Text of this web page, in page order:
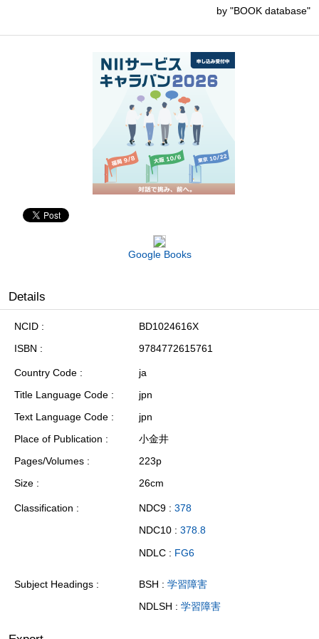
by "BOOK database"
Google Books
Details
NCID
BD1024616X
ISBN
9784772615761
Country Code
ja
Title Language Code
jpn
Text Language Code
jpn
Place of Publication
小金井
Pages/Volumes
223p
Size
26cm
Classification NDC9 : 378
NDC10 : 378.8
NDLC : FG6
Subject Headings BSH : 学習障害
NDLSH : 学習障害